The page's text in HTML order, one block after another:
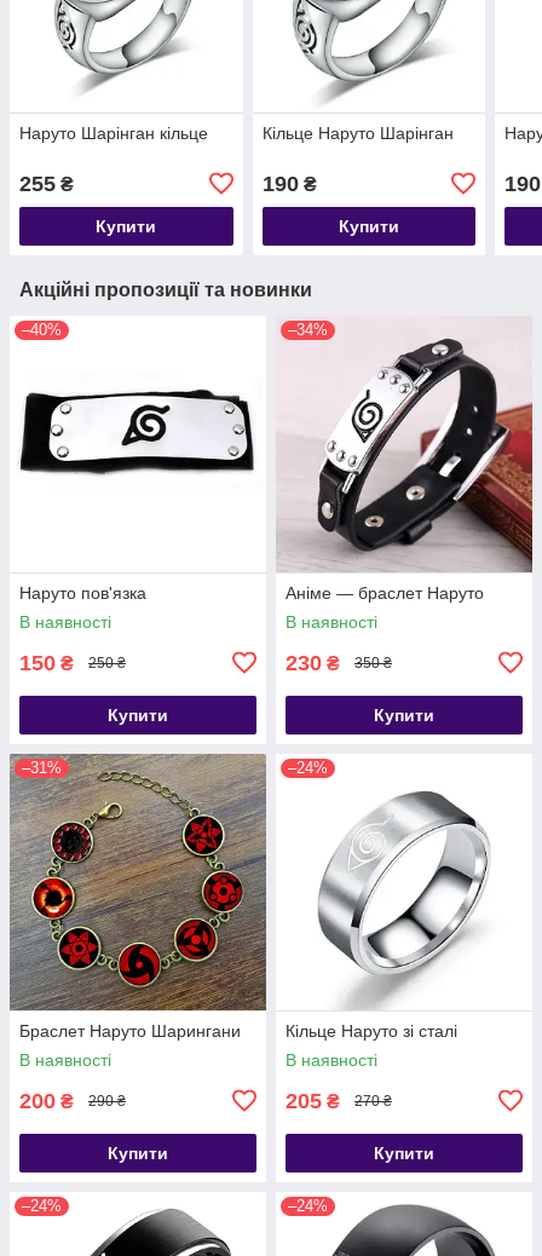
Наруто Шарінган кільце
255 ₴
Купити
Кільце Наруто Шарінган
190₴
Купити
190
Акційні пропозиції та новинки
–40%
Наруто пов'язка
В наявності
150 ₴ 250 ₴
Купити
–34%
Аніме — браслет Наруто
В наявності
230 ₴ 350 ₴
Купити
–31%
Браслет Наруто Шарингани
В наявності
200 ₴ 290 ₴
Купити
–24%
Кільце Наруто зі сталі
В наявності
205 ₴ 270 ₴
Купити
–24% –24%